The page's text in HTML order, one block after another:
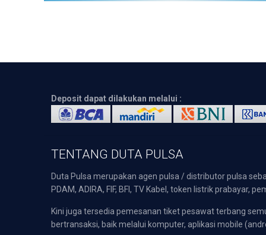
Deposit dapat dilakukan melalui :
TENTANG DUTA PULSA
Duta Pulsa merupakan agen pulsa / distributor pulsa
PDAM, ADIRA, FIF, BFI, TV Kabel, token listrik prabayar,
Kini juga tersedia pemesanan tiket pesawat terbang
bertransaksi, baik melalui komputer, aplikasi mobile